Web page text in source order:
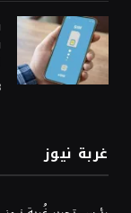
8
غربة نيوز